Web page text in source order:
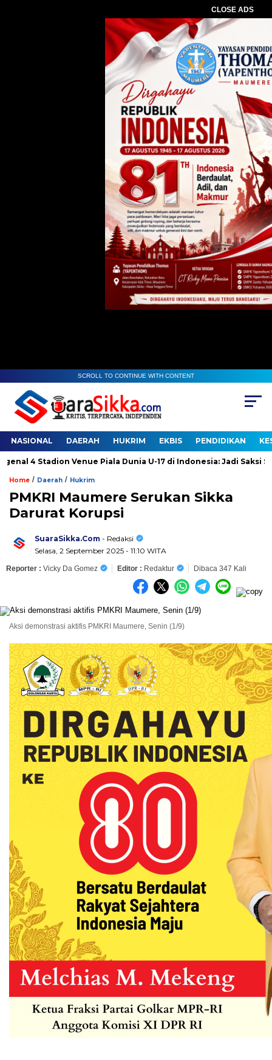
CLOSE ADS
SCROLL TO CONTINUE WITH CONTENT
NASIONAL DAERAH HUKRIM EKBIS PENDIDIKAN
4 Stadion Venue Piala Dunia U-17 di Indonesia: Jadi Saksi
Home / Daerah / Hukrim
PMKRI Maumere Serukan Sikka
Darurat Korupsi
SuaraSikka.Com - Redaksi
Selasa, 2 September 2025 - 11:10 WITA
Reporter : Vicky Da Gomez Editor : Redaktur Dibaca 347 Kali
Aksi demonstrasi aktifis PMKRI Maumere, Senin (1/9)